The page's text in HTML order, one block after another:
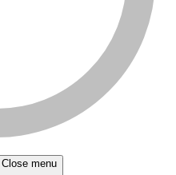
Close menu